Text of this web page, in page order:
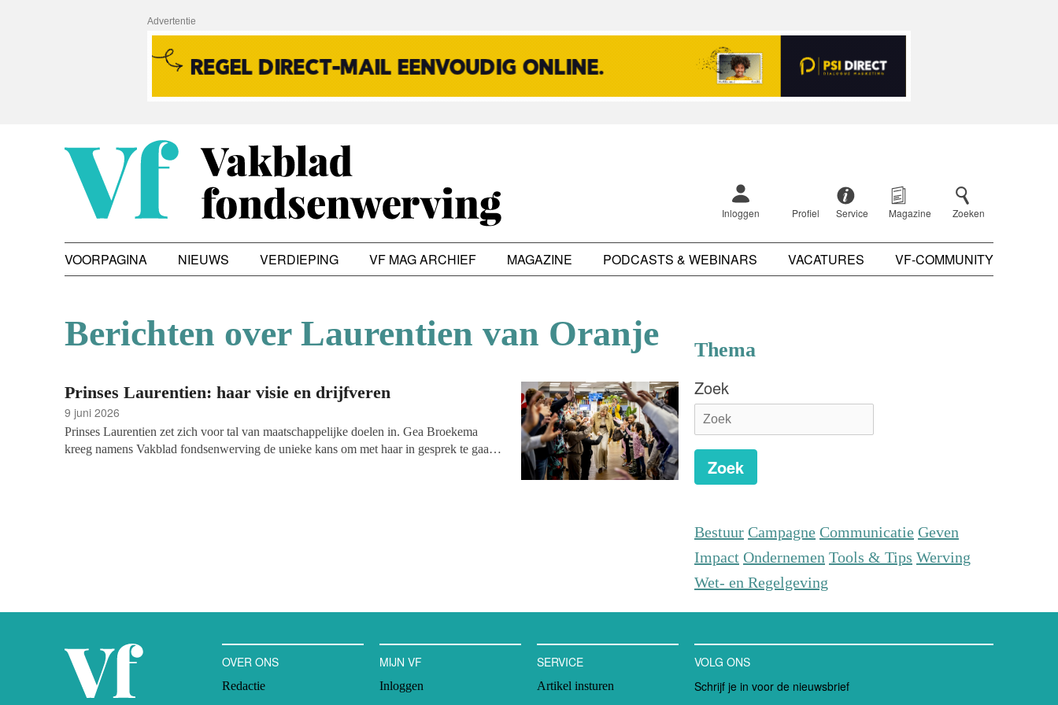
Advertentie
Inloggen Profiel Service Magazine Zoeken
VOORPAGINA NIEUWS VERDIEPING VF MAG ARCHIEF MAGAZINE PODCASTS & WEBINARS VACATURES VF-COMMUNITY
Berichten over Laurentien van Oranje
Prinses Laurentien: haar visie en drijfveren
9 juni 2026
Prinses Laurentien zet zich voor tal van maatschappelijke doelen in. Gea Broekema
kreeg namens Vakblad fondsenwerving de unieke kans om met haar in gesprek te gaan.
Thema
Zoek
Zoek
Bestuur Campagne Communicatie Geven
Impact Ondernemen Tools & Tips Werving
Wet- en Regelgeving
OVER ONS
Redactie
MIJN VF
Inloggen
SERVICE
Artikel insturen
VOLG ONS
Schrijf je in voor de nieuwsbrief